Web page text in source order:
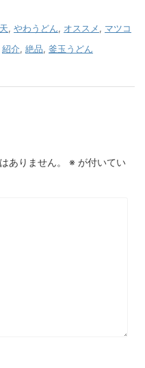
, やわうどん, オススメ, マツコ
紹介, 絶品, 釜玉うどん
ありません。 ※ が付いてい